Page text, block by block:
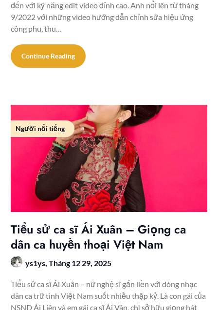
đến với kỹ năng edit video đỉnh cao. Anh nổi lên từ tháng
9/2022 với những video hướng dẫn chỉnh sửa hiệu ứng
công phu, thu…
Continue Reading
Người nổi tiếng
Tiểu sử ca sĩ Ái Xuân – Giọng ca
dân ca huyền thoại Việt Nam
ys1ys,Tháng 12 29, 2025
Tiểu sử ca sĩ Ái Xuân – nữ nghệ sĩ gắn liền với dòng nhạc
dân ca trữ tình Việt Nam suốt nhiều thập kỷ. Là con gái của
NSND Ái Liên và em gái ca sĩ Ái Vân, chị sở hữu giọng hát